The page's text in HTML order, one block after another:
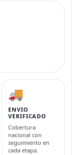
🚚
ENVIO
VERIFICADO
Cobertura
nacional con
seguimiento en
cada etapa.